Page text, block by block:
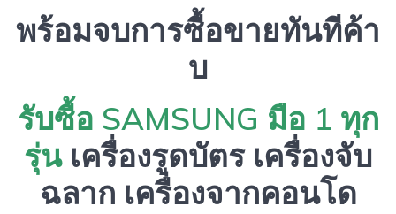
พร้อมจบการซื้อขายทันทีค้า
บ
รับซื้อ SAMSUNG มือ 1 ทุก
รุ่นเครื่องรูดบัตร เครื่องจับ
ฉลาก เครื่องจากคอนโด